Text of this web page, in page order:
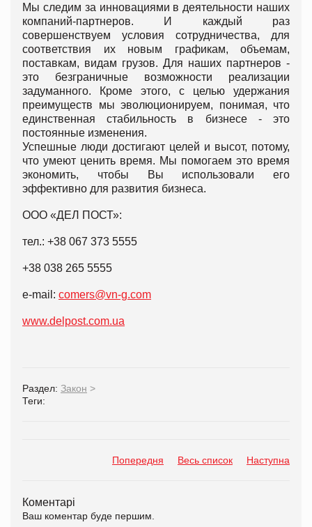
Мы следим за инновациями в деятельности наших
компаний-партнеров. И каждый раз
совершенствуем условия сотрудничества, для
соответствия их новым графикам, объемам,
поставкам, видам грузов. Для наших партнеров -
это безграничные возможности реализации
задуманного. Кроме этого, с целью удержания
преимуществ мы эволюционируем, понимая, что
единственная стабильность в бизнесе - это
постоянные изменения.
Успешные люди достигают целей и высот, потому,
что умеют ценить время. Мы помогаем это время
экономить, чтобы Вы использовали его
эффективно для развития бизнеса.
ООО «ДЕЛ ПОСТ»:
тел.: +38 067 373 5555
+38 038 265 5555
e-mail: comers@vn-g.com
www.delpost.com.ua
Раздел: Закон >
Теги:
Попередня Весь список Наступна
Коментарі
Ваш коментар буде першим.